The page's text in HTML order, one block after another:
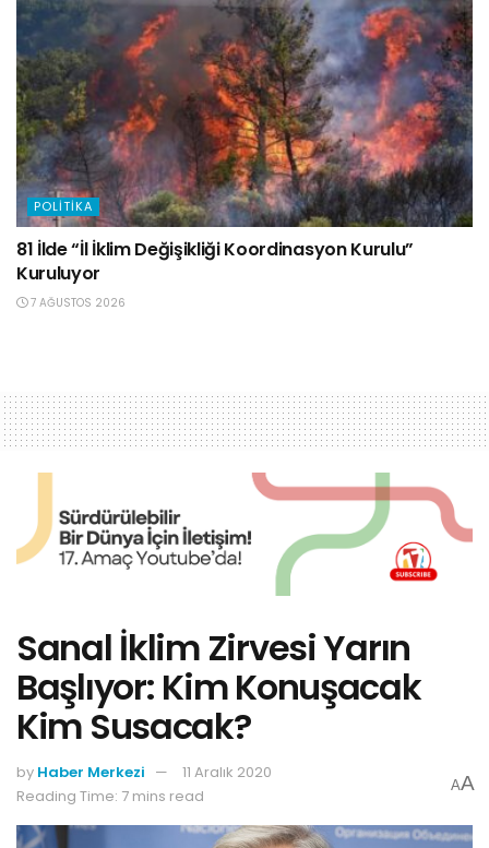
POLITIKA
81 İlde “İl İklim Değişikliği Koordinasyon Kurulu”
Kuruluyor
7 AĞUSTOS 2026
Sanal İklim Zirvesi Yarın
Başlıyor: Kim Konuşacak
Kim Susacak?
by Haber Merkezi
11 Aralık 2020
Reading Time: 7 mins read
AA